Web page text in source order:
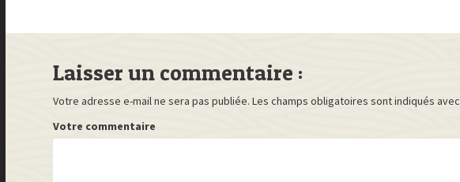
Laisser un commentaire :
Votre adresse e-mail ne sera pas publiée. Les champs obligatoires sont indiqués avec
Votre commentaire